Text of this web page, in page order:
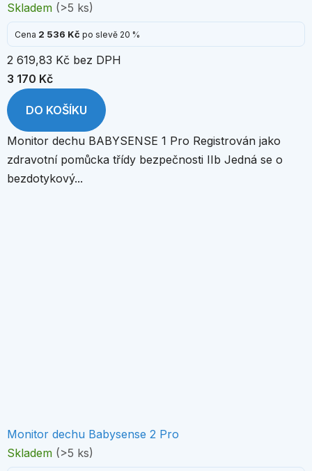
Skladem (>5 ks)
Cena 2 536 Kč po slevě 20 %
2 619,83 Kč bez DPH
3 170 Kč
DO KOŠÍKU
Monitor dechu BABYSENSE 1 Pro Registrován jako
zdravotní pomůcka třídy bezpečnosti IIb Jedná se o
bezdotykový...
Monitor dechu Babysense 2 Pro
Skladem (>5 ks)